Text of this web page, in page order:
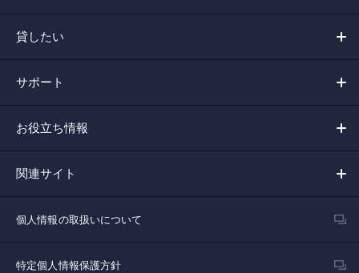
貸したい
サポート
お役立ち情報
関連サイト
個人情報の取扱いについて
特定個人情報保護方針